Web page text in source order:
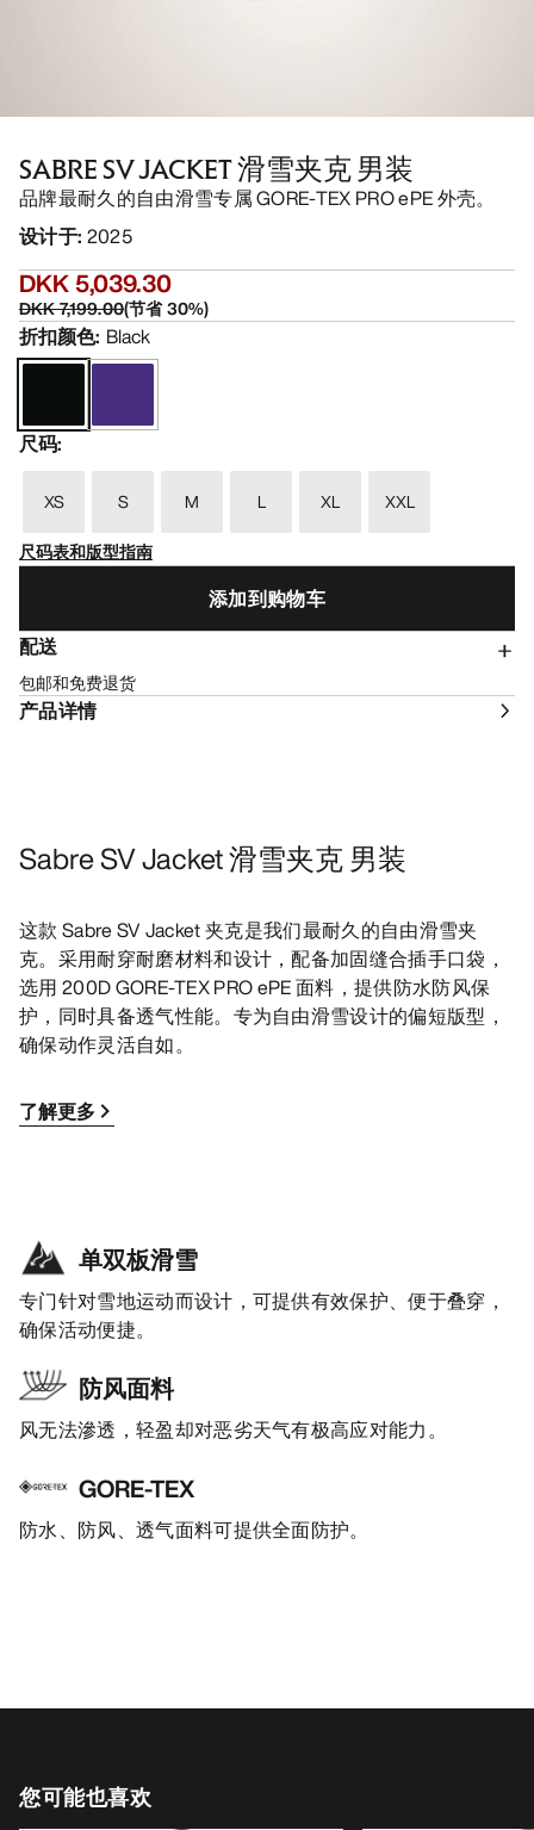
SABRE SV JACKET 滑雪夹克 男装
品牌最耐久的自由滑雪专属 GORE-TEX PRO ePE 外壳。
设计于: 2025
DKK 5,039.30
DKK 7,199.00(节省30%)
折扣颜色: Black
尺码:
XS S M L XL
XXL
尺码表和版型指南
添加到购物车
配送
包邮和免费退货
产品详情
Sabre SV Jacket 滑雪夹克 男装
这款 Sabre SV Jacket 夹克是我们最耐久的自由滑雪夹
克。采用耐穿耐磨材料和设计，配备加固缝合插手口袋，
选用 200D GORE-TEX PRO ePE 面料，提供防水防风保
护，同时具备透气性能。专为自由滑雪设计的偏短版型，
确保动作灵活自如。
了解更多
单双板滑雪
专门针对雪地运动而设计，可提供有效保护、便于叠穿，
确保活动便捷。
防风面料
风无法滲透，轻盈却对恶劣天气有极高应对能力。
GORE-TEX
防水、防风、透气面料可提供全面防护。
您可能也喜欢